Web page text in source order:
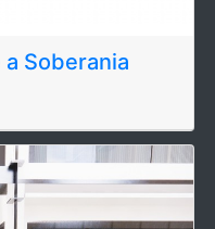
Soberania